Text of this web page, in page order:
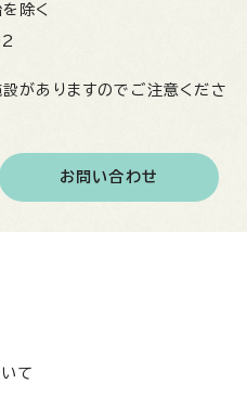
除く
がありますのでご注意くださ
お問い合わせ
て